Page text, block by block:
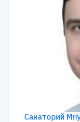
Санаторий